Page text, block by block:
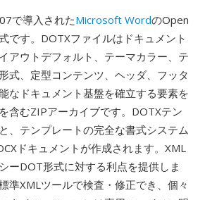
で導入されたMicrosoft WordのOpen
です。DOTXファイルはドキュメント
アウトデフォルト、テーマカラー、テ
式、定型コンテンツ、ヘッダ、フッタ
なドキュメント基盤を確立する要素を
含むZIPアーカイブです。DOTXテン
、テンプレートの完全な書式システム
ドキュメントが作成されます。XML
ーDOT形式に対する利点を提供しま
準XMLツールで検査・修正でき、個々